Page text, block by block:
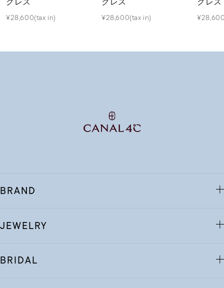
¥28,600(tax in) ¥28,600(tax in)
BRAND
JEWELRY
BRIDAL